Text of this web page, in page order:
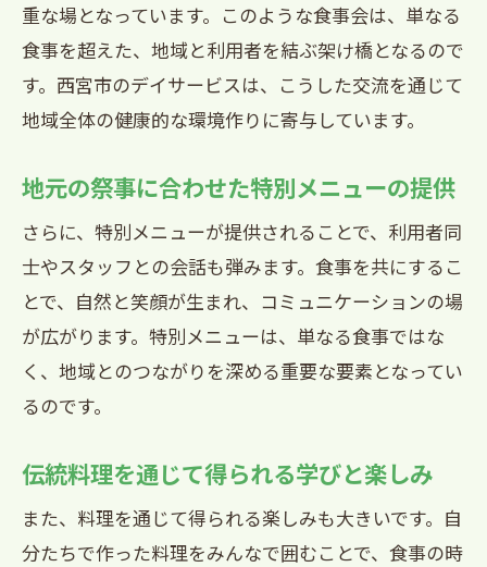
重な場となっています。このような食事会は、単なる
食事を超えた、地域と利用者を結ぶ架け橋となるので
す。西宮市のデイサービスは、こうした交流を通じて
地域全体の健康的な環境作りに寄与しています。
地元の祭事に合わせた特別メニューの提供
さらに、特別メニューが提供されることで、利用者同
士やスタッフとの会話も弾みます。食事を共にするこ
とで、自然と笑顔が生まれ、コミュニケーションの場
が広がります。特別メニューは、単なる食事ではな
く、地域とのつながりを深める重要な要素となってい
るのです。
伝統料理を通じて得られる学びと楽しみ
また、料理を通じて得られる楽しみも大きいです。自
分たちで作った料理をみんなで囲むことで、食事の時